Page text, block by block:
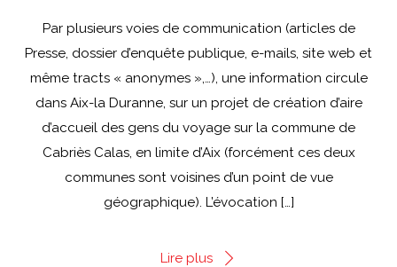
Par plusieurs voies de communication (articles de
Presse, dossier d’enquête publique, e-mails, site web et
même tracts « anonymes »,…), une information circule
dans Aix-la Duranne, sur un projet de création d’aire
d’accueil des gens du voyage sur la commune de
Cabriès Calas, en limite d’Aix (forcément ces deux
communes sont voisines d’un point de vue
géographique). L’évocation […]
Lire plus